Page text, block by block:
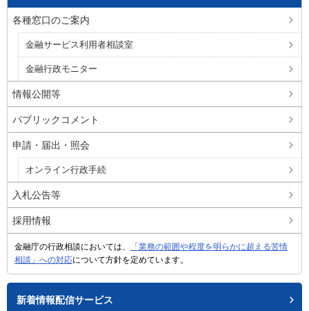
各種窓口のご案内
金融サービス利用者相談室
金融行政モニター
情報公開等
パブリックコメント
申請・届出・照会
オンライン行政手続
入札公告等
採用情報
金融庁の行政相談においては、
「業務の範囲や程度を明らかに超える苦情
相談」への対応について方針を定めています。
新着情報配信サービス